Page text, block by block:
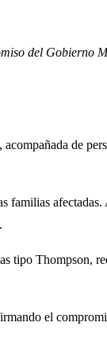
del
de
familias
tipo Thompson,
el